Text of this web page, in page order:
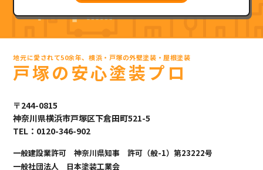
地元に愛されて50余年、横浜・戸塚の外壁塗装・屋根塗装
戸塚の安心塗装プロ
〒244-0815
神奈川県横浜市戸塚区下倉田町521-5
TEL：0120-346-902
一般建設業許可 神奈川県知事 許可（般-1）第23222号
一般社団法人 日本塗装工業会